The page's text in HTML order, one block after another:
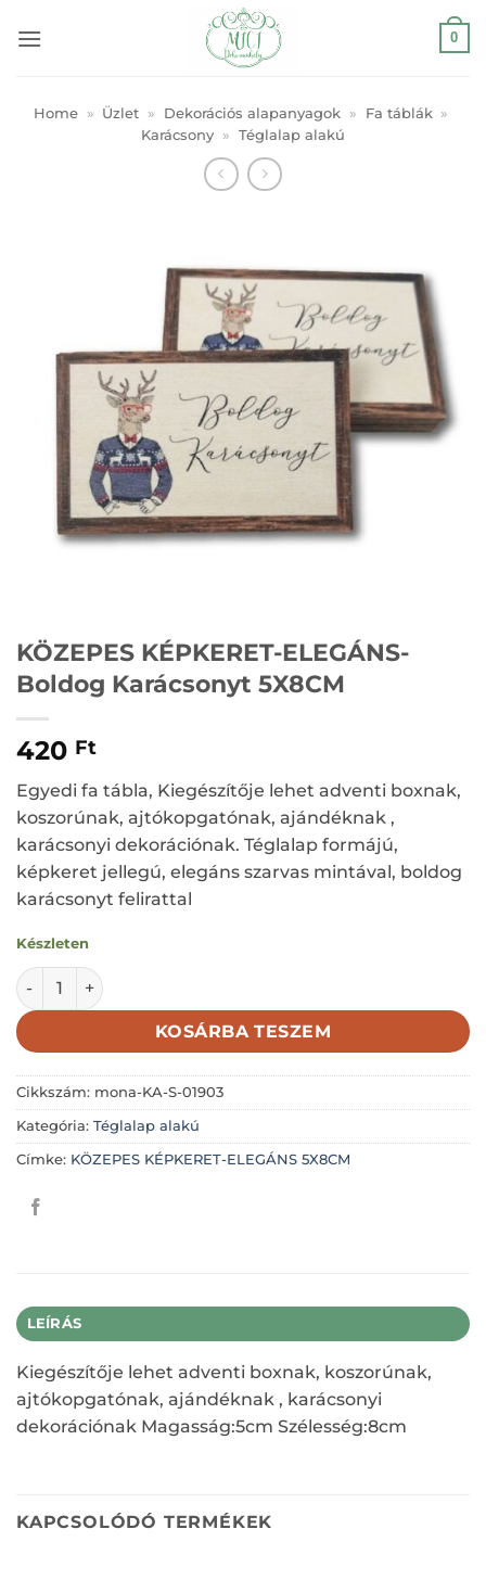
0
Home » Üzlet » Dekorációs alapanyagok » Fa táblák »
Karácsony » Téglalap alakú
KÖZEPES KÉPKERET-ELEGÁNS-
Boldog Karácsonyt 5X8CM
420 Ft
Egyedi fa tábla, Kiegészítője lehet adventi boxnak,
koszorúnak, ajtókopgatónak, ajándéknak ,
karácsonyi dekorációnak. Téglalap formájú,
képkeret jellegú, elegáns szarvas mintával, boldog
karácsonyt felirattal
Készleten
KÖZEPES KÉPKERET-ELEGÁNS-Boldog Karácsonyt 5X8CM
KOSÁRBA TESZEM
Cikkszám: mona-KA-S-01903
Kategória: Téglalap alakú
Címke: KÖZEPES KÉPKERET-ELEGÁNS 5X8CM
LEÍRÁS
Kiegészítője lehet adventi boxnak, koszorúnak,
ajtókopgatónak, ajándéknak , karácsonyi
dekorációnak Magasság:5cm Szélesség:8cm
KAPCSOLÓDÓ TERMÉKEK